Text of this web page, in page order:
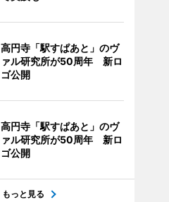
高円寺「駅すぱあと」のヴ
ァル研究所が50周年 新ロ
ゴ公開
高円寺「駅すぱあと」のヴ
ァル研究所が50周年 新ロ
ゴ公開
もっと見る